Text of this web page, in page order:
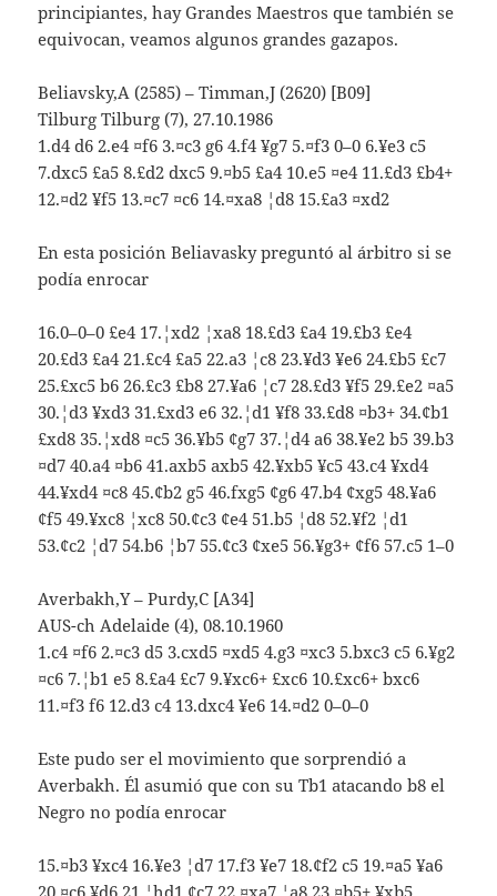
principiantes, hay Grandes Maestros que también se
equivocan, veamos algunos grandes gazapos.
Beliavsky,A (2585) – Timman,J (2620) [B09]
Tilburg Tilburg (7), 27.10.1986
1.d4 d6 2.e4 ¤f6 3.¤c3 g6 4.f4 ¥g7 5.¤f3 0–0 6.¥e3 c5
7.dxc5 £a5 8.£d2 dxc5 9.¤b5 £a4 10.e5 ¤e4 11.£d3 £b4+
12.¤d2 ¥f5 13.¤c7 ¤c6 14.¤xa8 ¦d8 15.£a3 ¤xd2
En esta posición Beliavasky preguntó al árbitro si se
podía enrocar
16.0–0–0 £e4 17.¦xd2 ¦xa8 18.£d3 £a4 19.£b3 £e4
20.£d3 £a4 21.£c4 £a5 22.a3 ¦c8 23.¥d3 ¥e6 24.£b5 £c7
25.£xc5 b6 26.£c3 £b8 27.¥a6 ¦c7 28.£d3 ¥f5 29.£e2 ¤a5
30.¦d3 ¥xd3 31.£xd3 e6 32.¦d1 ¥f8 33.£d8 ¤b3+ 34.¢b1
£xd8 35.¦xd8 ¤c5 36.¥b5 ¢g7 37.¦d4 a6 38.¥e2 b5 39.b3
¤d7 40.a4 ¤b6 41.axb5 axb5 42.¥xb5 ¥c5 43.c4 ¥xd4
44.¥xd4 ¤c8 45.¢b2 g5 46.fxg5 ¢g6 47.b4 ¢xg5 48.¥a6
¢f5 49.¥xc8 ¦xc8 50.¢c3 ¢e4 51.b5 ¦d8 52.¥f2 ¦d1
53.¢c2 ¦d7 54.b6 ¦b7 55.¢c3 ¢xe5 56.¥g3+ ¢f6 57.c5 1–0
Averbakh,Y – Purdy,C [A34]
AUS-ch Adelaide (4), 08.10.1960
1.c4 ¤f6 2.¤c3 d5 3.cxd5 ¤xd5 4.g3 ¤xc3 5.bxc3 c5 6.¥g2
¤c6 7.¦b1 e5 8.£a4 £c7 9.¥xc6+ £xc6 10.£xc6+ bxc6
11.¤f3 f6 12.d3 c4 13.dxc4 ¥e6 14.¤d2 0–0–0
Este pudo ser el movimiento que sorprendió a
Averbakh. Él asumió que con su Tb1 atacando b8 el
Negro no podía enrocar
15.¤b3 ¥xc4 16.¥e3 ¦d7 17.f3 ¥e7 18.¢f2 c5 19.¤a5 ¥a6